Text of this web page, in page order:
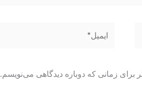
برای زمانی که دوباره دیدگاهی می‌نویسم.